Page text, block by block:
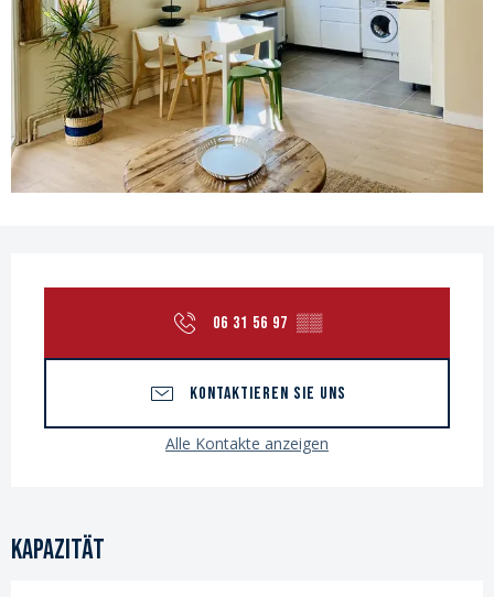
Öffnungszeiten & Kontaktdaten
06 31 56 97 ▒▒
KONTAKTIEREN SIE UNS
Alle Kontakte anzeigen
Kapazität